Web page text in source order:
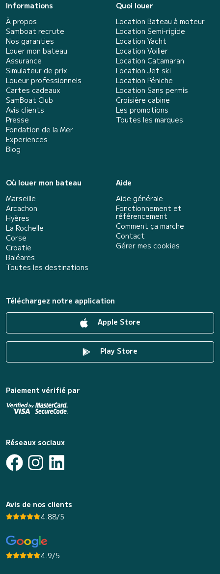
Informations
À propos
Samboat recrute
Nos garanties
Louer mon bateau
Assurance
Simulateur de prix
Loueur professionnels
Cartes cadeaux
SamBoat Club
Avis clients
Presse
Fondation de la Mer
Experiences
Blog
Quoi louer
Location Bateau à moteur
Location Semi-rigide
Location Yacht
Location Voilier
Location Catamaran
Location Jet ski
Location Péniche
Location Sans permis
Croisière cabine
Les promotions
Toutes les marques
Où louer mon bateau
Marseille
Arcachon
Hyères
La Rochelle
Corse
Croatie
Baléares
Toutes les destinations
Aide
Aide générale
Fonctionnement et
référencement
Comment ça marche
Contact
Gérer mes cookies
Téléchargez notre application
Apple Store
Play Store
Paiement vérifié par
Réseaux sociaux
Avis de nos clients
4.88/5
4.9/5